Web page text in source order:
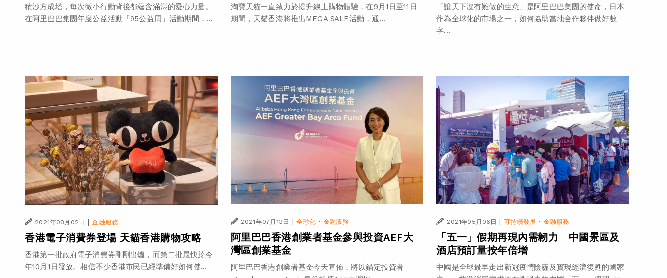
積沙方成塔，每次微小行動背後都蘊含滿滿的愛心力量。
在阿里巴巴集團年度公益活動「95公益周」活動期間，...
淘寶天貓一直致力於提升線上購物體驗，在9月1日至11日
期間，天貓香港將推出MEGA SALE活動，通...
「讓天下沒有難做的生意」是阿里巴巴集團的使命，日本
作為全球化的市場之一，如何協助當地合作夥伴做好數
字...
2021年08月02日 | 金融服務
香港電子消費券登場 天貓香港購物攻略
香港第一批政府電子消費券剛剛出爐，而第二批最快於今
年10月1日發放。相信不少香港市民已經準備好如何使...
2021年07月13日 | 全球化 · 金融服務
阿里巴巴香港創業者基金參與投資AEF大
灣區創業基金
阿里巴巴香港創業者基金今天宣佈，將以錨定投資者
2021年05月06日 | 可持續發展 · 金融服務
「五一」假期再現內需韌力 中國景區及
酒店預訂量按年倍增
中國是全球最早走出新冠疫情陰霾及實現經濟復甦的國家